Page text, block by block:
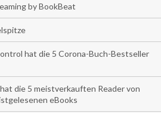
by BookBeat
hat die 5 Corona-Buch-Bestseller
die 5 meistverkauften Reader von
eBooks